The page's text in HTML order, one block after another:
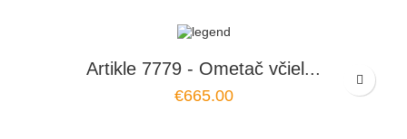
Artikle 7779 - Ometač včiel...
€665.00